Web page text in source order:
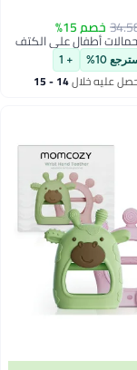
الارتداء، مثالية
اليدين، دعم
قطني معزز، Purehug من الرضيع
هوندستوث
خصم 15%
10%
+ 1
عليه خلال 14 - 15